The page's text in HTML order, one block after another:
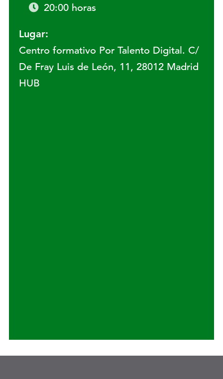
20:00 horas
Lugar:
Centro formativo Por Talento Digital. C/
De Fray Luis de León, 11, 28012 Madrid
HUB